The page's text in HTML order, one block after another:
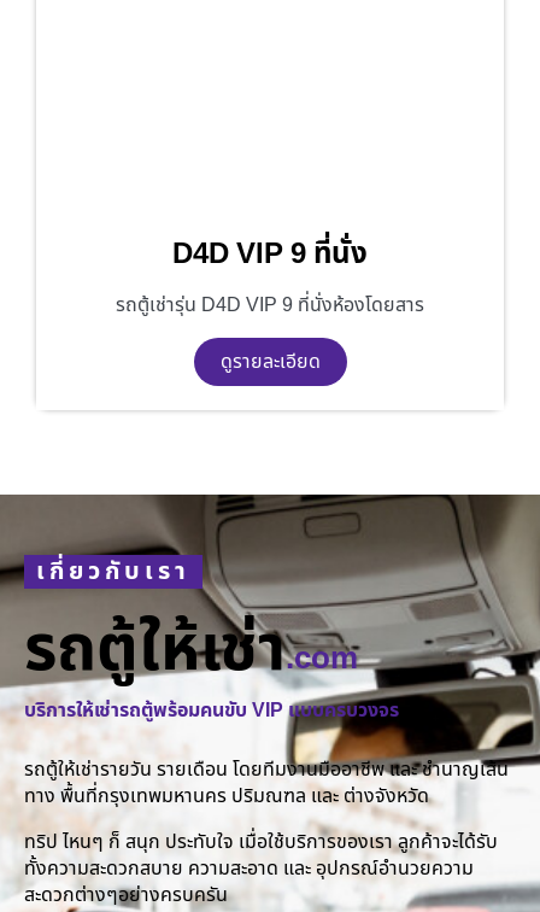
D4D VIP 9 ที่นั่ง
รถตู้เช่ารุ่น D4D VIP 9 ที่นั่งห้องโดยสาร
ดูรายละเอียด
เกี่ยวกับเรา
รถตู้ให้เช่า.com
บริการให้เช่ารถตู้พร้อมคนขับ VIP แบบครบวงจร
รถตู้ให้เช่ารายวัน รายเดือน โดยทีมงานมืออาชีพ และ ชำนาญเส้น
ทาง พื้นที่กรุงเทพมหานคร ปริมณฑล และ ต่างจังหวัด
ทริป ไหนๆ ก็ สนุก ประทับใจ เมื่อใช้บริการของเรา ลูกค้าจะได้รับ
ทั้งความสะดวกสบาย ความสะอาด และ อุปกรณ์อำนวยความ
สะดวกต่างๆอย่างครบครัน